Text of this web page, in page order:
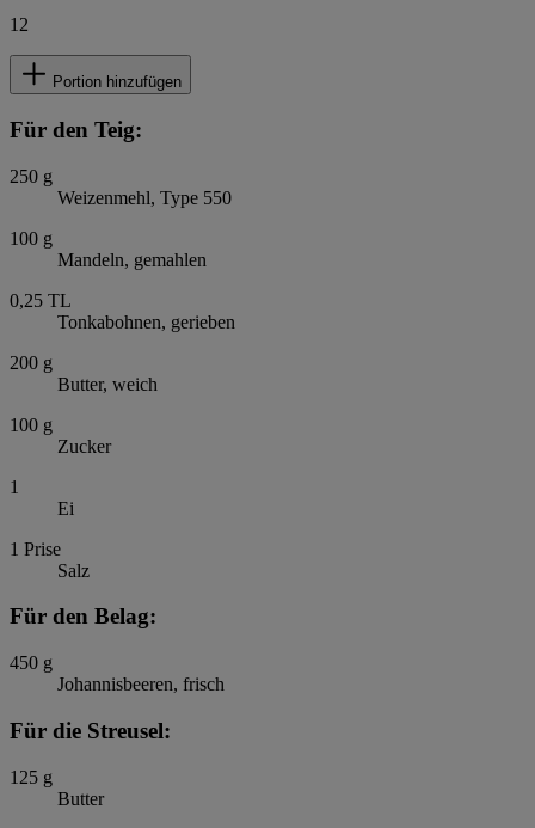
12
Portion hinzufügen
Für den Teig:
250 g
Weizenmehl, Type 550
100 g
Mandeln, gemahlen
0,25 TL
Tonkabohnen, gerieben
200 g
Butter, weich
100 g
Zucker
1
Ei
1 Prise
Salz
Für den Belag:
450 g
Johannisbeeren, frisch
Für die Streusel:
125 g
Butter